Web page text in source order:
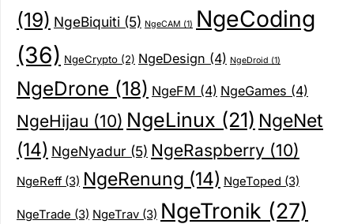
(19) NgeBiquiti (5) NgeCAM (1) NgeCoding
(36) NgeCrypto (2) NgeDesign (4) NgeDroid (1)
NgeDrone (18) NgeFM (4) NgeGames (4)
NgeHijau (10) NgeLinux (21) NgeNet
(14) NgeNyadur (5) NgeRaspberry (10)
NgeReff (3) NgeRenung (14) NgeToped (3)
NgeTrade (3) NgeTrav (3) NgeTronik (27)